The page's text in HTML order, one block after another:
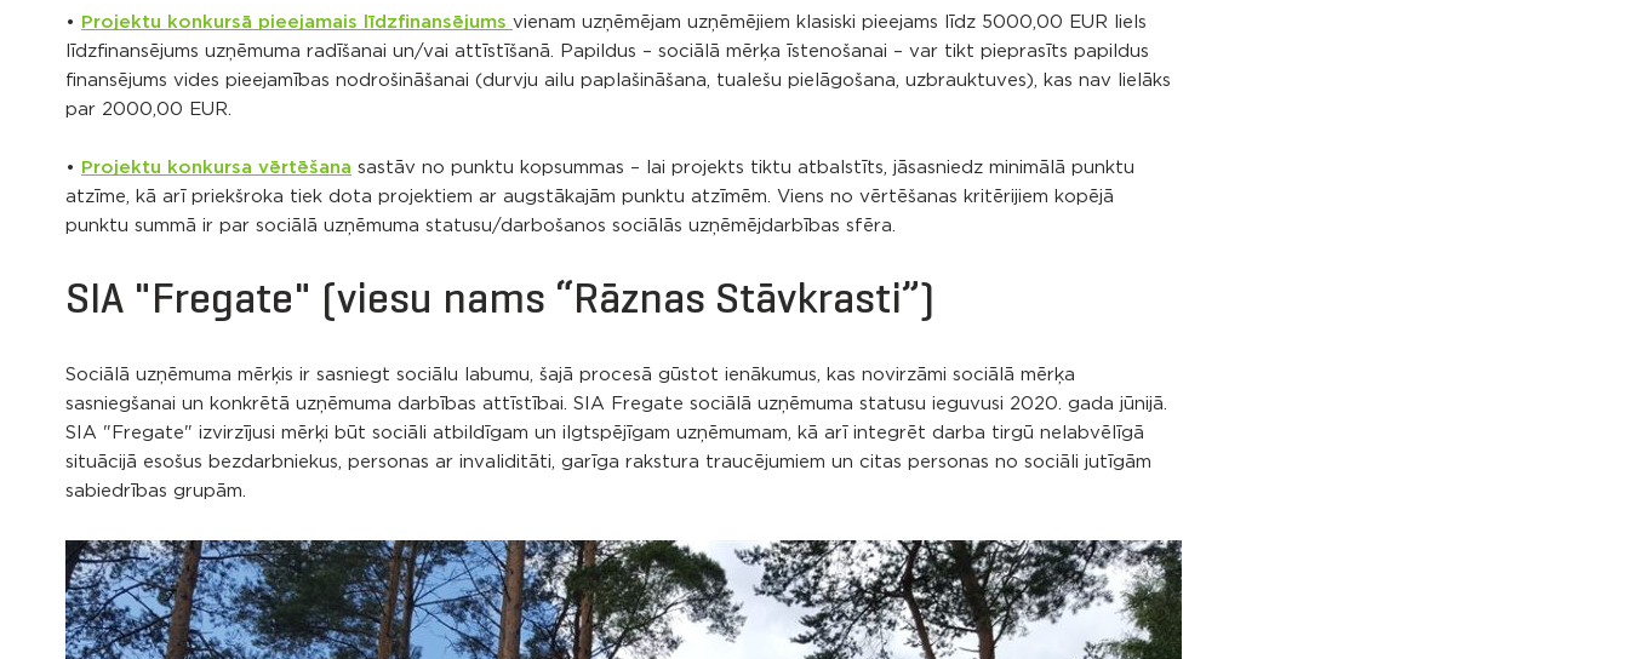
• Projektu konkursā pieejamais līdzfinansējums vienam uzņēmējam uzņēmējiem klasiski pieejams līdz 5000,00 EUR liels
līdzfinansējums uzņēmuma radīšanai un/vai attīstīšanā. Papildus – sociālā mērķa īstenošanai – var tikt pieprasīts papildus
finansējums vides pieejamības nodrošināšanai (durvju ailu paplašināšana, tualešu pielāgošana, uzbrauktuves), kas nav lielāks
par 2000,00 EUR.
• Projektu konkursa vērtēšana sastāv no punktu kopsummas – lai projekts tiktu atbalstīts, jāsasniedz minimālā punktu
atzīme, kā arī priekšroka tiek dota projektiem ar augstākajām punktu atzīmēm. Viens no vērtēšanas kritērijiem kopējā
punktu summā ir par sociālā uzņēmuma statusu/darbošanos sociālās uzņēmējdarbības sfēra.
SIA "Fregate" (viesu nams “Rāznas Stāvkrasti”)
Sociālā uzņēmuma mērķis ir sasniegt sociālu labumu, šajā procesā gūstot ienākumus, kas novirzāmi sociālā mērķa
sasniegšanai un konkrētā uzņēmuma darbības attīstībai. SIA Fregate sociālā uzņēmuma statusu ieguvusi 2020. gada jūnijā.
SIA "Fregate" izvirzījusi mērķi būt sociāli atbildīgam un ilgtspējīgam uzņēmumam, kā arī integrēt darba tirgū nelabvēlīgā
situācijā esošus bezdarbniekus, personas ar invaliditāti, garīga rakstura traucējumiem un citas personas no sociāli jutīgām
sabiedrības grupām.